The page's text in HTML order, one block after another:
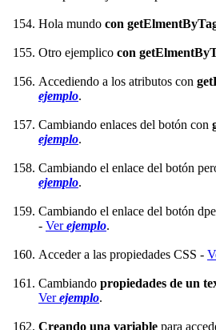
Hola mundo con
Otro ejemplico con
Accediendo a los atributos con
ejemplo.
Cambiando enlaces del botón con
ejemplo.
Cambiando el enlace del botón
ejemplo.
Cambiando el enlace del botón
- Verejemplo.
Acceder a las propiedades CSS -
Cambiando propiedades de un
Verejemplo.
Creando una variable para